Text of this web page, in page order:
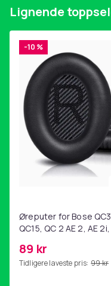
Lignende
-10 %
Øreputer for Bose
QC15, QC 2 AE 2, AE
89 kr
Tidligere laveste pris: 99 kr